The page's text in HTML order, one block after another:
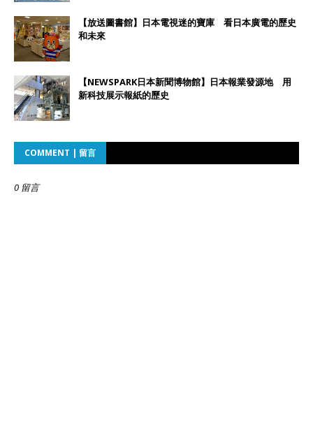
【放送圖書館】日本電視迷的寶庫 看日本廣電的歷史
和未來
【NEWSPARK日本新聞博物館】日本報業發源地 用
新科技展示報紙的歷史
COMMENT | 留言
0 留言